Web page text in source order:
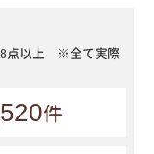
点以上 ※全て実際
件